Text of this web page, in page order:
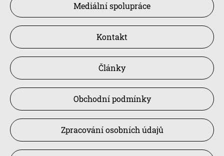
Mediální spolupráce
Kontakt
Články
Obchodní podmínky
Zpracování osobních údajů